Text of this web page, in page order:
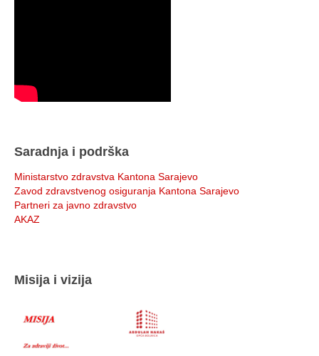
Saradnja i podrška
Ministarstvo zdravstva Kantona Sarajevo
Zavod zdravstvenog osiguranja Kantona Sarajevo
Partneri za javno zdravstvo
AKAZ
Misija i vizija